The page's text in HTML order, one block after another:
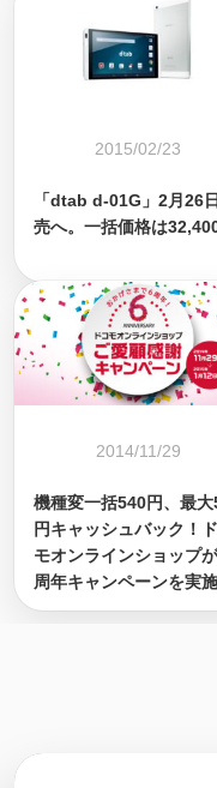
2015/02/23
「dtab d-01G」2月26
売へ。一括価格は
2014/11/29
機種変一括540円、最大
円キャッシュバック！
モオンラインショップ
周年キャンペーンを実